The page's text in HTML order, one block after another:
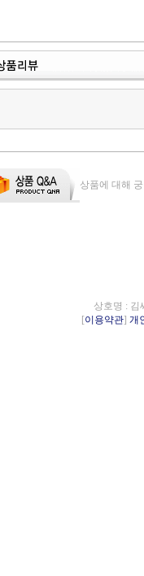
상품에 대해
상호명 : 김
[이용약관] 개